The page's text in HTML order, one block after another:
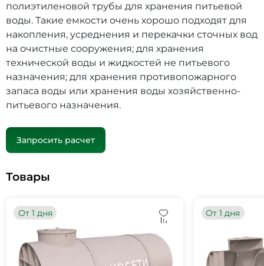
полиэтиленовой трубы для хранения питьевой
воды. Такие емкости очень хорошо подходят для
накопления, усреднения и перекачки сточных вод
на очистные сооружения; для хранения
технической воды и жидкостей не питьевого
назначения; для хранения противопожарного
запаса воды или хранения воды хозяйственно-
питьевого назначения.
Запросить расчет
Товары
От 1 дня От 1 дня